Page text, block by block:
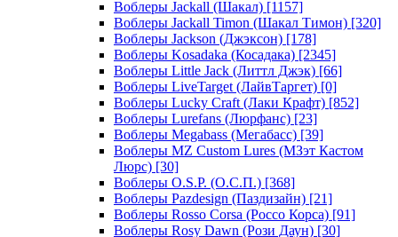
Воблеры Jackall (Шакал) [1157]
Воблеры Jackall Timon (Шакал Тимон) [320]
Воблеры Jackson (Джэксон) [178]
Воблеры Kosadaka (Косадака) [2345]
Воблеры Little Jack (Литтл Джэк) [66]
Воблеры LiveTarget (ЛайвТаргет) [0]
Воблеры Lucky Craft (Лаки Крафт) [852]
Воблеры Lurefans (Люрфанс) [23]
Воблеры Megabass (Мегабасс) [39]
Воблеры MZ Custom Lures (МЗэт Кастом
Люрс) [30]
Воблеры O.S.P. (О.С.П.) [368]
Воблеры Pazdesign (Паздизайн) [21]
Воблеры Rosso Corsa (Россо Корса) [91]
Воблеры Rosy Dawn (Рози Даун) [30]